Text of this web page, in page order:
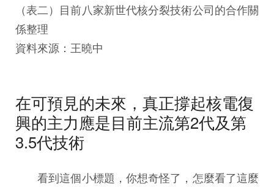
（表二）目前八家新世代核分裂技術公司的合作關
係整理
資料來源：王曉中
在可預見的未來，真正撐起核電復
興的主力應是目前主流第2代及第
3.5代技術
看到這個小標題，你想奇怪了，怎麼看了這麼